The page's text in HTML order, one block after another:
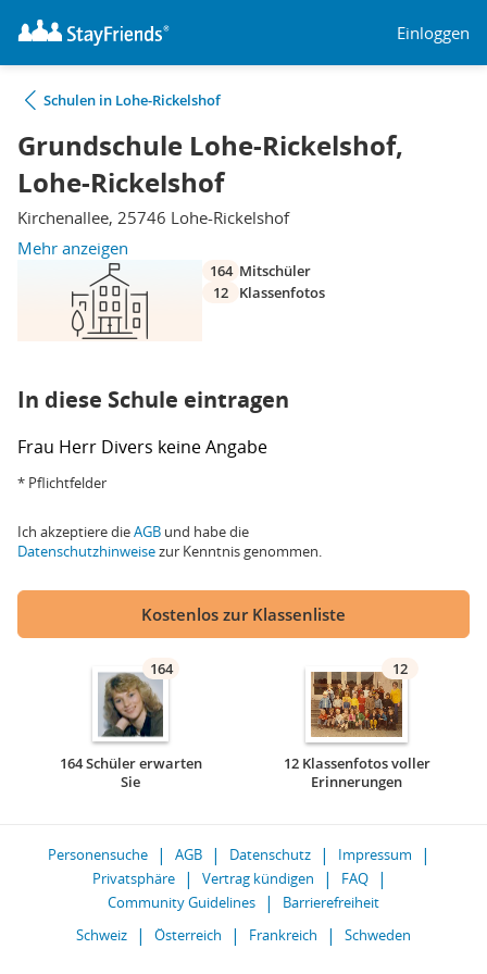
Einloggen
Schulen in Lohe-Rickelshof
Grundschule Lohe-Rickelshof,
Lohe-Rickelshof
Kirchenallee, 25746 Lohe-Rickelshof
Mehr anzeigen
164 Mitschüler
12
Klassenfotos
In diese Schule eintragen
Frau Herr Divers keine Angabe
* Pflichtfelder
Ich akzeptiere dieAGB und habe die
Datenschutzhinweisezur Kenntnis genommen.
Kostenlos zur Klassenliste
164
164 Schüler erwarten
Sie
12
12 Klassenfotos voller
Erinnerungen
Personensuche AGB Datenschutz
Impressum
Privatsphäre
Vertrag kündigen
FAQ
Community Guidelines
Barrierefreiheit
Schweiz
Österreich Frankreich Schweden